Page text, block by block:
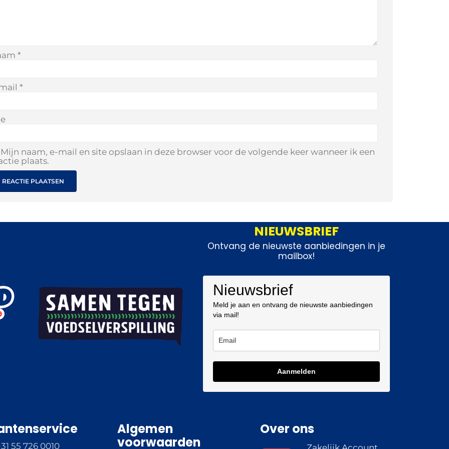
*
*
Mijn naam, e-mail en site opslaan in deze browser voor de volgende keer wanneer ik een
plaats.
NIEUWSBRIEF
Ontvang de nieuwste aanbiedingen in je
mailbox!
Nieuwsbrief
Meld je aan en ontvang de nieuwste aanbiedingen
via mail!
Aanmelden
55 726 0010
Algemen
voorwaarden
Over ons